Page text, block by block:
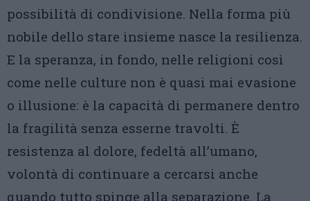
possibilità di condivisione. Nella forma più
nobile dello stare insieme nasce la resilienza.
E la speranza, in fondo, nelle religioni così
come nelle culture non è quasi mai evasione
o illusione: è la capacità di permanere dentro
la fragilità senza esserne travolti. È
resistenza al dolore, fedeltà all’umano,
volontà di continuare a cercarsi anche
quando tutto spinge alla separazione. La